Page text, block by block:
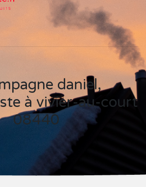
à vivier-au-court
08440